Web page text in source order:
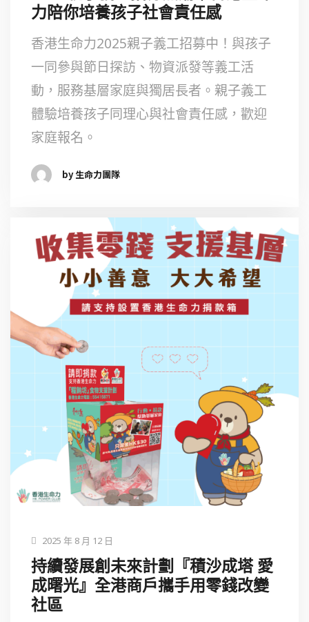
力陪你培養孩子社會責任感
香港生命力2025親子義工招募中！與孩子
一同參與節日探訪、物資派發等義工活
動，服務基層家庭與獨居長者。親子義工
體驗培養孩子同理心與社會責任感，歡迎
家庭報名。
by 生命力團隊
2025 年 8 月 12 日
持續發展創未來計劃『積沙成塔 愛
成曙光』全港商戶攜手用零錢改變
社區